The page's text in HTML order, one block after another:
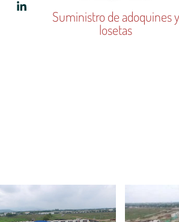
Suministro de adoquines y
losetas